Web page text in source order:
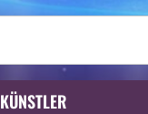
KÜNSTLER